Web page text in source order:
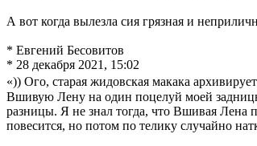
А вот когда вылезла сия грязная и
* Евгений Бесовитов
* 28 декабря 2021, 15:02
«)) Ого, старая жидовская макака
Вшивую Лену на один поцелуй моей
разницы. Я не знал тогда, что Вшивая Лена
повесится, но потом по телику случайно